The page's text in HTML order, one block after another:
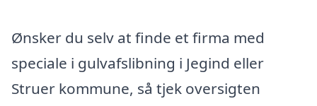
Ønsker du selv at finde et firma med
speciale i gulvafslibning i Jegind eller
Struer kommune, så tjek oversigten